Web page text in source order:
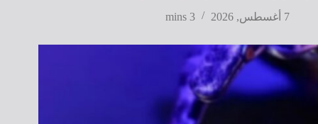
7 أغسطس, 2026
3 mins